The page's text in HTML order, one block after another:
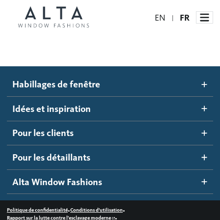
EN | FR
Stores automatisés
Stores alvéolés
Stores à enrouleur
Stores à bandes
Stores translucides
Stores en bois
Idées et inspiration
Blogue
Galerie d'inspiration
Comment ça marche
Devenir un détaillant
Accès détaillant
Contactez-nous
Habillages de fenêtre
Idées et inspiration
Pour les clients
Pour les détaillants
Alta Window Fashions
Politique de confidentialité•Conditions d'utilisation•
Rapport sur la lutte contre l'esclavage moderne •